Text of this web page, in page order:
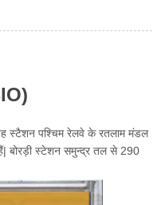
स्टैशन पश्चिम रेलवे के रतलाम मंडल
हैं| बोरड़ी स्टेशन समुन्द्र तल से 290